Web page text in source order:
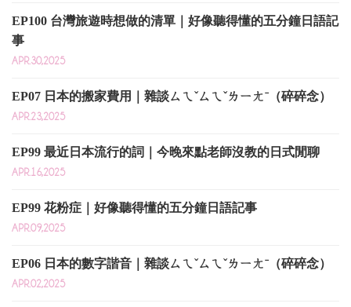
EP100 台灣旅遊時想做的清單｜好像聽得懂的五分鐘日語記
事
APR.30,2025
EP07 日本的搬家費用｜雜談ㄙㄟˇㄙㄟˇㄌㄧㄤˉ（碎碎念）
APR.23,2025
EP99 最近日本流行的詞｜今晚來點老師沒教的日式閒聊
APR.16,2025
EP99 花粉症｜好像聽得懂的五分鐘日語記事
APR.09,2025
EP06 日本的數字諧音｜雜談ㄙㄟˇㄙㄟˇㄌㄧㄤˉ（碎碎念）
APR.02,2025